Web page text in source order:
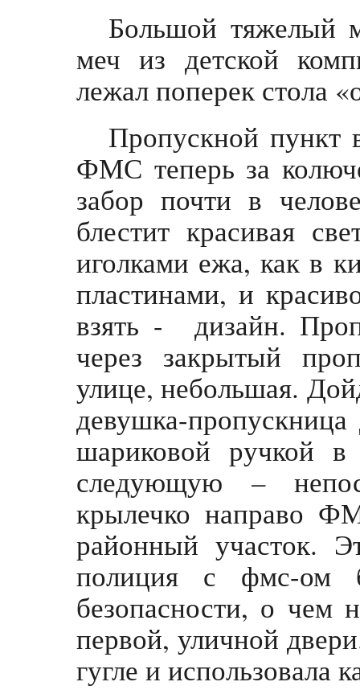
Большой тяжелый
меч из детской
лежал поперек стола
Пропускной пункт
ФМС теперь за
забор почти в
блестит красивая
иголками ежа, как в
пластинами, и
взять - дизайн.
через закрытый
улице, небольшая.
девушка-
шариковой ручкой
следующую –
крылечко направо
районный участок.
полиция с фмс-ом
безопасности, о чем
первой, уличной
гугле и использовала